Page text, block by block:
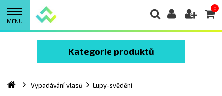
MENU
0
Kategorie produktů
Vypadávání vlasů Lupy-svědění